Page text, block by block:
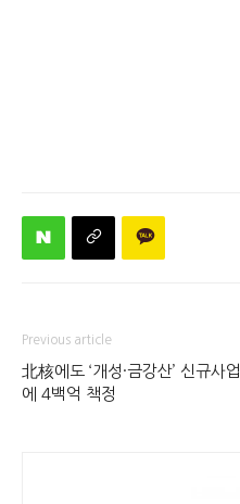
Previous article
北核에도 ‘개성·금강산’ 신규사업
에 4백억 책정